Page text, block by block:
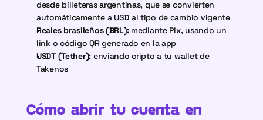
desde billeteras argentinas, que se convierten
automáticamente a USD al tipo de cambio vigente
Reales brasileños (BRL): mediante Pix, usando un
link o código QR generado en la app
USDT (Tether): enviando cripto a tu wallet de
Takenos
Cómo abrir tu cuenta en